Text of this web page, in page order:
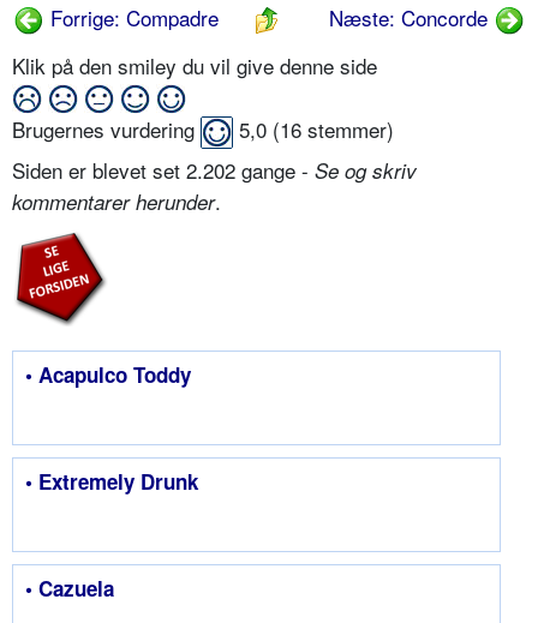
Forrige: Compadre
Næste: Concorde
Klik på den smiley du vil give denne side
Brugernes vurdering 5,0 (16 stemmer)
Siden er blevet set 2.202 gange - Se og skriv
kommentarer herunder.
• Acapulco Toddy
• Extremely Drunk
• Cazuela